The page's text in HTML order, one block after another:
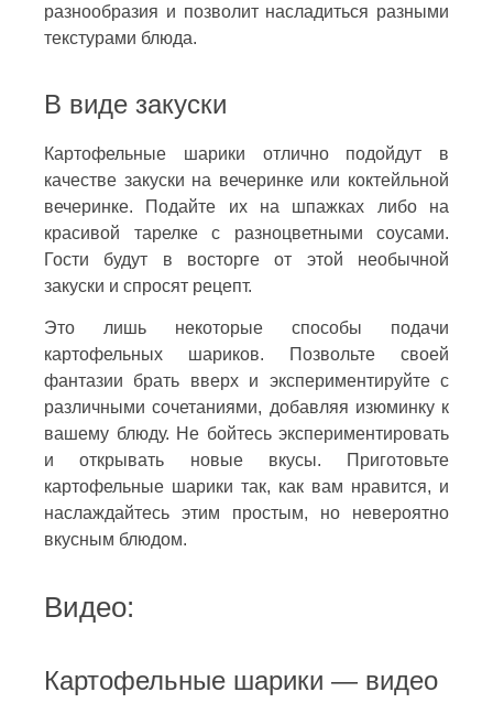
разнообразия и позволит насладиться разными
текстурами блюда.
В виде закуски
Картофельные шарики отлично подойдут в
качестве закуски на вечеринке или коктейльной
вечеринке. Подайте их на шпажках либо на
красивой тарелке с разноцветными соусами.
Гости будут в восторге от этой необычной
закуски и спросят рецепт.
Это лишь некоторые способы подачи
картофельных шариков. Позвольте своей
фантазии брать вверх и экспериментируйте с
различными сочетаниями, добавляя изюминку к
вашему блюду. Не бойтесь экспериментировать
и открывать новые вкусы. Приготовьте
картофельные шарики так, как вам нравится, и
наслаждайтесь этим простым, но невероятно
вкусным блюдом.
Видео:
Картофельные шарики — видео